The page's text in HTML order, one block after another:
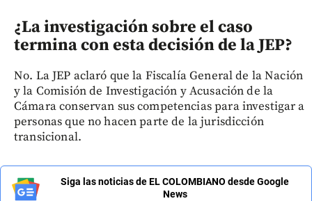
¿La investigación sobre el caso
termina con esta decisión de la JEP?
No. La JEP aclaró que la Fiscalía General de la Nación
y la Comisión de Investigación y Acusación de la
Cámara conservan sus competencias para investigar a
personas que no hacen parte de la jurisdicción
transicional.
Siga las noticias de EL COLOMBIANO desde Google
News